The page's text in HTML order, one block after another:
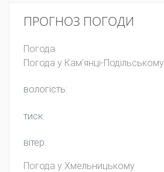
ПРОГНОЗ ПОГОДИ
Погода
Погода у Кам'янці-Подільському
вологість:
тиск:
вітер:
Погода у Хмельницькому